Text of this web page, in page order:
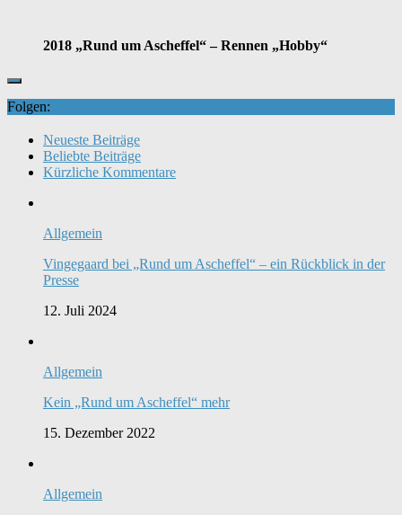
2018 „Rund um Ascheffel“ – Rennen „Hobby“
Folgen:
Neueste Beiträge
Beliebte Beiträge
Kürzliche Kommentare
Allgemein
Vingegaard bei „Rund um Ascheffel“ – ein Rückblick in der
Presse
12. Juli 2024
Allgemein
Kein „Rund um Ascheffel“ mehr
15. Dezember 2022
Allgemein